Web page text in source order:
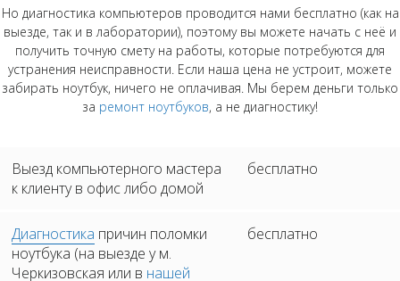
Но диагностика компьютеров проводится нами бесплатно (как на
выезде, так и в лаборатории), поэтому вы можете начать с неё и
получить точную смету на работы, которые потребуются для
устранения неисправности. Если наша цена не устроит, можете
забирать ноутбук, ничего не оплачивая. Мы берем деньги только
за ремонт ноутбуков, а не диагностику!
Выезд компьютерного мастера
к клиенту в офис либо домой
бесплатно
Диагностика причин поломки
ноутбука (на выезде у м.
Черкизовская или в нашей
бесплатно